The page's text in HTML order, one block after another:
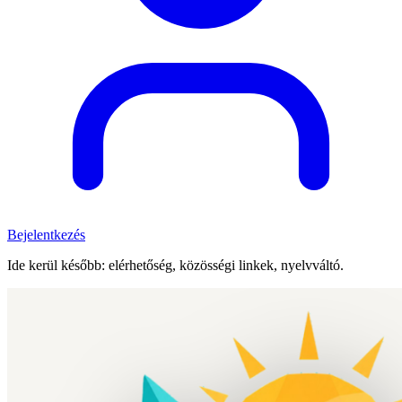
Bejelentkezés
Ide kerül később: elérhetőség, közösségi linkek, nyelvváltó.